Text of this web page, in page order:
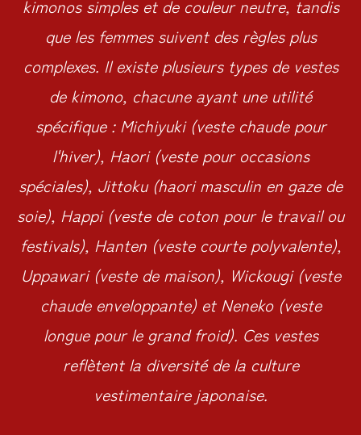
kimonos simples et de couleur neutre, tandis
que les femmes suivent des règles plus
complexes. Il existe plusieurs types de vestes
de kimono, chacune ayant une utilité
spécifique : Michiyuki (veste chaude pour
l'hiver), Haori (veste pour occasions
spéciales), Jittoku (haori masculin en gaze de
soie), Happi (veste de coton pour le travail ou
festivals), Hanten (veste courte polyvalente),
Uppawari (veste de maison), Wickougi (veste
chaude enveloppante) et Neneko (veste
longue pour le grand froid). Ces vestes
reflètent la diversité de la culture
vestimentaire japonaise.